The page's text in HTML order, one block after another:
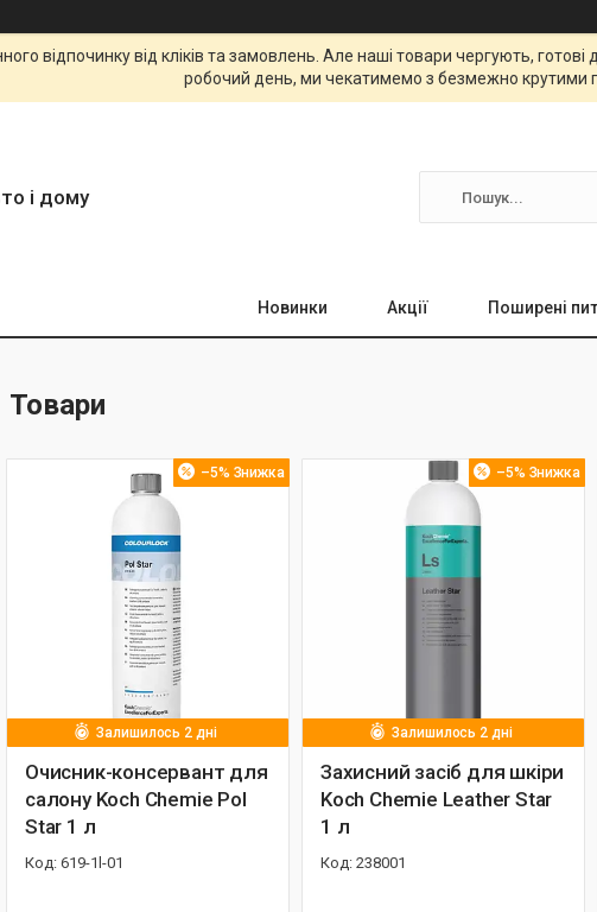
відпочинку від кліків та замовлень. Але наші товари чергують,
робочий день, ми чекатимемо з безмежно крутими
і дому
Новинки Акції Поширені
Товари
–5%
Залишилось 2 дні
Очисник-консервант для
салону Koch Chemie Pol
Star 1 л
619-1l-01
–5%
Залишилось 2 дні
Захисний засіб для шкіри
Koch Chemie Leather Star
1 л
238001